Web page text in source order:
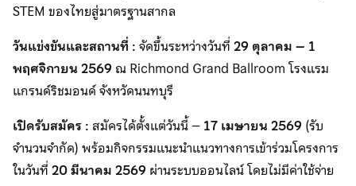
STEM ของไทยสู่มาตรฐานสากล
วันแข่งขันและสถานที่ :จัดขึ้นระหว่างวันที่29 ตุลาคม – 1
พฤศจิกายน2569ณ Richmond Grand Ballroom โรงแรม
แกรนด์ริชมอนด์ จังหวัดนนทบุรี
เปิดรับสมัคร: สมัครได้ตั้งแต่วันนี้ –17เมษายน2569 (รับ
จำนวนจำกัด) พร้อมกิจกรรมแนะนำแนวทางการเข้าร่วมโครงการ
ในวันที่20มีนาคม2569 ผ่านระบบออนไลน์ โดยไม่มีค่าใช้จ่าย